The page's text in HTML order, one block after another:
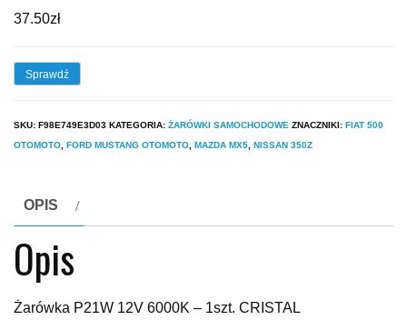
37.50zł
Sprawdź
SKU: F98E749E3D03 KATEGORIA: ŻARÓWKI SAMOCHODOWE ZNACZNIKI: FIAT 500
OTOMOTO FORD MUSTANG OTOMOTO MAZDA MX5 NISSAN 350Z
OPIS
Opis
Żarówka P21W 12V 6000K – 1szt. CRISTAL